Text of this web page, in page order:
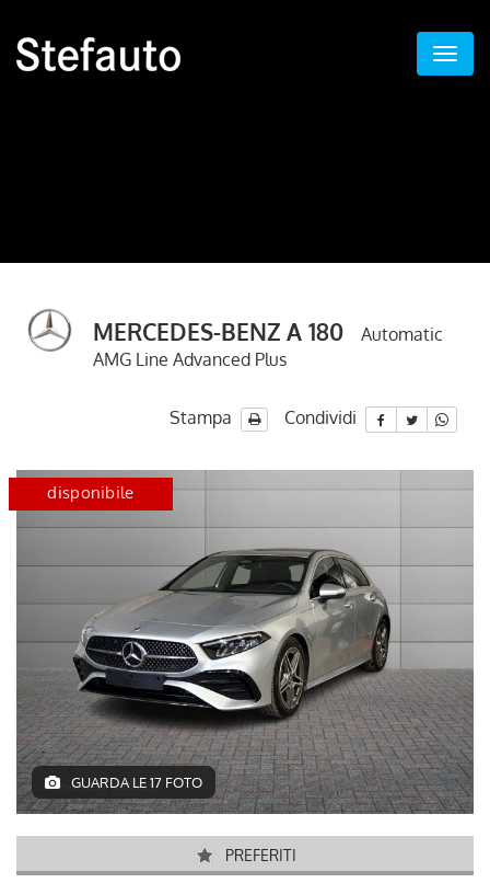
MERCEDES-BENZ A 180
Automatic
AMG Line Advanced Plus
Stampa Condividi
certified
GUARDA LE 17 FOTO
PREFERITI